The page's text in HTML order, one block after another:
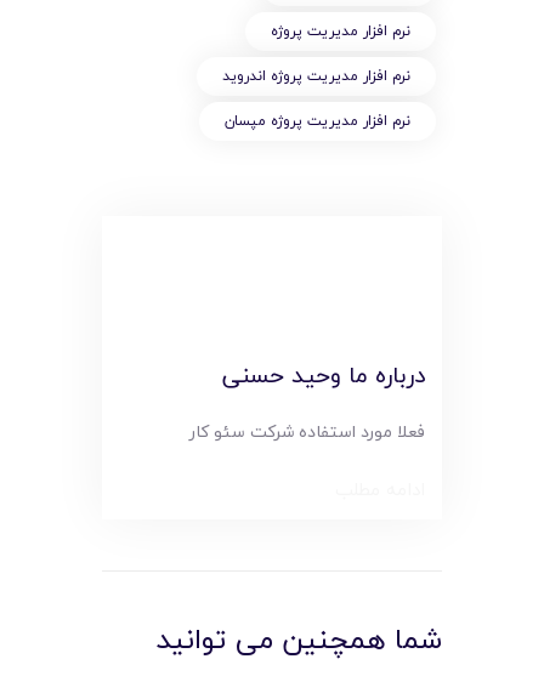
نرم افزار مديريت پروژه
نرم افزار مديريت پروژه اندرويد
نرم افزار مديريت پروژه مپسان
درباره ما وحید حسنی
فعلا مورد استفاده شرکت سئو کار
شما همچنین می توانید